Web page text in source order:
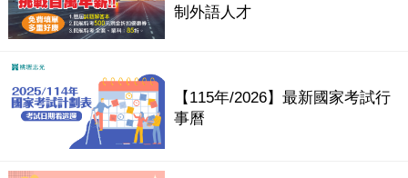
制外語人才
【115年/2026】最新國家考試行
事曆